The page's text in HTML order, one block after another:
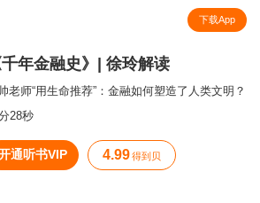
下载App
千年金融史》| 徐玲解读
老师“用生命推荐”：金融如何塑造了人类文明？
28秒
通听书VIP 4.99 得到贝